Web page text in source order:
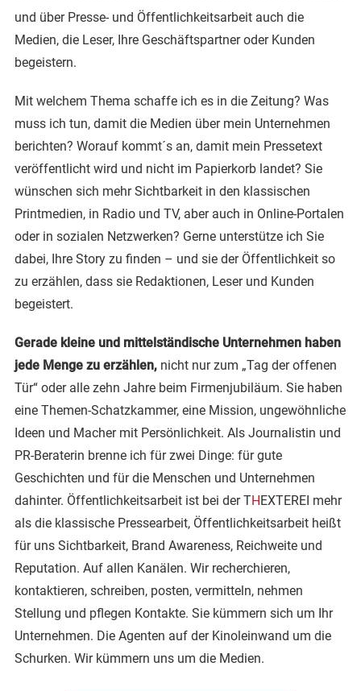
und über Presse- und Öffentlichkeitsarbeit auch die
Medien, die Leser, Ihre Geschäftspartner oder Kunden
begeistern.
Mit welchem Thema schaffe ich es in die Zeitung? Was
muss ich tun, damit die Medien über mein Unternehmen
berichten? Worauf kommt´s an, damit mein Pressetext
veröffentlicht wird und nicht im Papierkorb landet? Sie
wünschen sich mehr Sichtbarkeit in den klassischen
Printmedien, in Radio und TV, aber auch in Online-Portalen
oder in sozialen Netzwerken? Gerne unterstütze ich Sie
dabei, Ihre Story zu finden – und sie der Öffentlichkeit so
zu erzählen, dass sie Redaktionen, Leser und Kunden
begeistert.
Gerade kleine und mittelständische Unternehmen haben
jede Menge zu erzählen,nicht nur zum „Tag der offenen
Tür“ oder alle zehn Jahre beim Firmenjubiläum. Sie haben
eine Themen-Schatzkammer, eine Mission, ungewöhnliche
Ideen und Macher mit Persönlichkeit. Als Journalistin und
PR-Beraterin brenne ich für zwei Dinge: für gute
Geschichten und für die Menschen und Unternehmen
dahinter. Öffentlichkeitsarbeit ist bei der THEXTEREI mehr
als die klassische Pressearbeit, Öffentlichkeitsarbeit heißt
für uns Sichtbarkeit, Brand Awareness, Reichweite und
Reputation. Auf allen Kanälen. Wir recherchieren,
kontaktieren, schreiben, posten, vermitteln, nehmen
Stellung und pflegen Kontakte. Sie kümmern sich um Ihr
Unternehmen. Die Agenten auf der Kinoleinwand um die
Schurken. Wir kümmern uns um die Medien.